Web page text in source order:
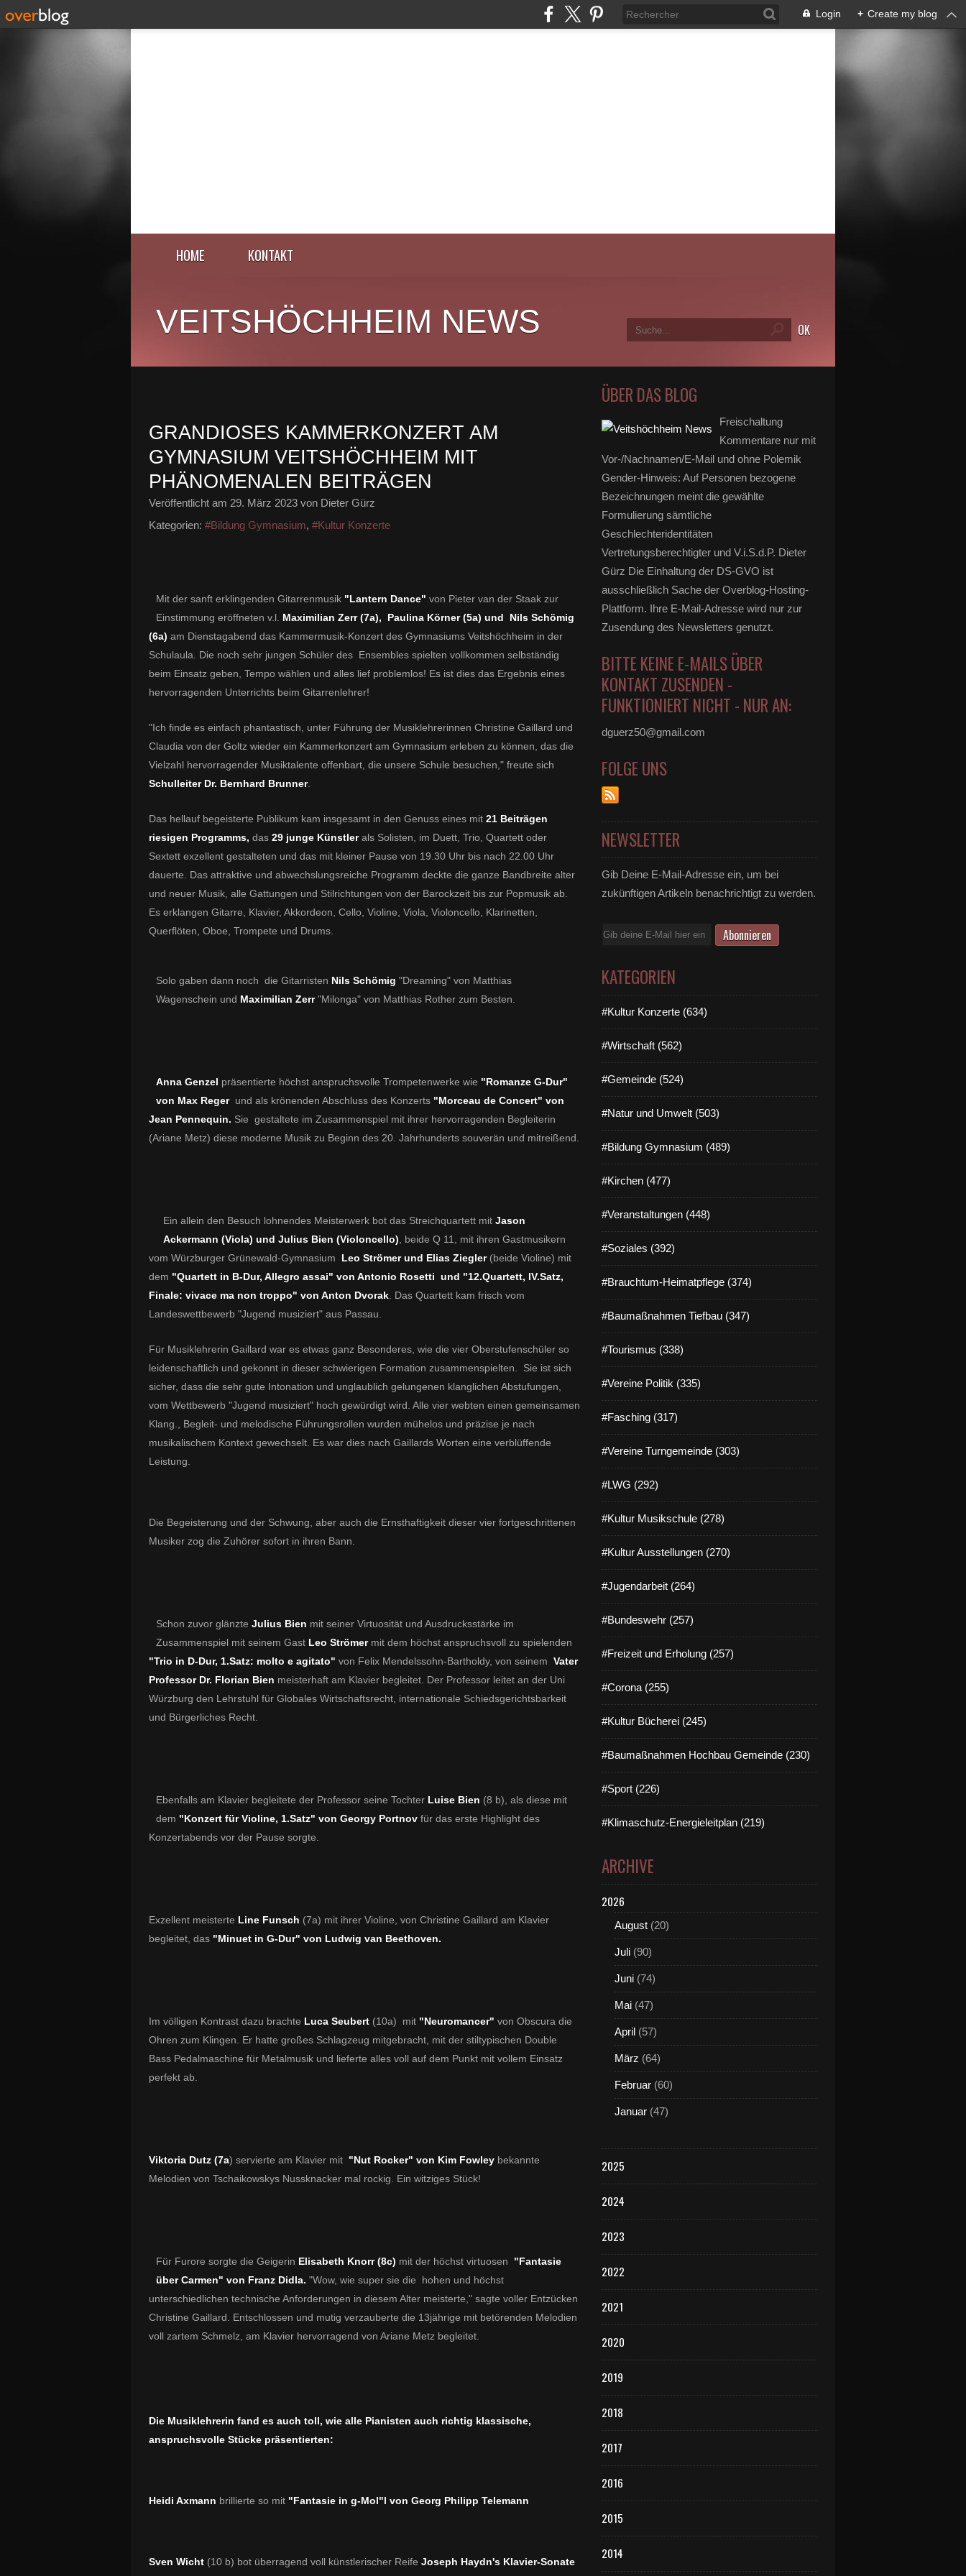
Login + Create my blog
HOME KONTAKT
VEITSHÖCHHEIM NEWS
GRANDIOSES KAMMERKONZERT AM
GYMNASIUM VEITSHÖCHHEIM MIT
PHÄNOMENALEN BEITRÄGEN
Veröffentlicht am 29. März 2023 von Dieter Gürz
Kategorien: #Bildung Gymnasium, #Kultur Konzerte
Mit der sanft erklingenden Gitarrenmusik "Lantern Dance" von Pieter van der Staak zur
Einstimmung eröffneten v.l. Maximilian Zerr (7a), Paulina Körner (5a) und Nils Schömig
(6a) am Dienstagabend das Kammermusik-Konzert des Gymnasiums Veitshöchheim in der
Schulaula. Die noch sehr jungen Schüler des Ensembles spielten vollkommen selbständig
beim Einsatz geben, Tempo wählen und alles lief problemlos! Es ist dies das Ergebnis eines
hervorragenden Unterrichts beim Gitarrenlehrer!
"Ich finde es einfach phantastisch, unter Führung der Musiklehrerinnen Christine Gaillard und
Claudia von der Goltz wieder ein Kammerkonzert am Gymnasium erleben zu können, das die
Vielzahl hervorragender Musiktalente offenbart, die unsere Schule besuchen," freute sich
Schulleiter Dr. Bernhard Brunner.
Das hellauf begeisterte Publikum kam insgesamt in den Genuss eines mit 21 Beiträgen
riesigen Programms, das 29 junge Künstlerals Solisten, im Duett, Trio, Quartett oder
Sextett exzellent gestalteten und das mit kleiner Pause von 19.30 Uhr bis nach 22.00 Uhr
dauerte. Das attraktive und abwechslungsreiche Programm deckte die ganze Bandbreite alter
und neuer Musik, alle Gattungen und Stilrichtungen von der Barockzeit bis zur Popmusik ab.
Es erklangen Gitarre, Klavier, Akkordeon, Cello, Violine, Viola, Violoncello, Klarinetten,
Querflöten, Oboe, Trompete und Drums.
Solo gaben dann noch die Gitarristen Nils Schömig "Dreaming" von Matthias
Wagenschein und Maximilian Zerr"Milonga" von Matthias Rother zum Besten.
Anna Genzel präsentierte höchst anspruchsvolle Trompetenwerke wie "Romanze G-Dur"
von Max Reger und als krönenden Abschluss des Konzerts "Morceau de Concert" von
Jean Pennequin. Sie gestaltete im Zusammenspiel mit ihrer hervorragenden Begleiterin
(Ariane Metz) diese moderne Musik zu Beginn des 20. Jahrhunderts souverän und mitreißend.
Ein allein den Besuch lohnendes Meisterwerk bot das Streichquartett mit Jason
Ackermann (Viola) und Julius Bien (Violoncello) , beide Q 11, mit ihren Gastmusikern
vom Würzburger Grünewald-Gymnasium Leo Strömer und Elias Ziegler (beide Violine) mit
dem "Quartett in B-Dur, Allegro assai" von Antonio Rosetti und "12.Quartett, IV.Satz,
Finale: vivace ma non troppo" von Anton Dvorak . Das Quartett kam frisch vom
Landeswettbewerb "Jugend musiziert" aus Passau.
Für Musiklehrerin Gaillard war es etwas ganz Besonderes, wie die vier Oberstufenschüler so
leidenschaftlich und gekonnt in dieser schwierigen Formation zusammenspielten. Sie ist sich
sicher, dass die sehr gute Intonation und unglaublich gelungenen klanglichen Abstufungen,
vom Wettbewerb "Jugend musiziert" hoch gewürdigt wird. Alle vier webten einen gemeinsamen
Klang., Begleit- und melodische Führungsrollen wurden mühelos und präzise je nach
musikalischem Kontext gewechselt. Es war dies nach Gaillards Worten eine verblüffende
Leistung.
Die Begeisterung und der Schwung, aber auch die Ernsthaftigkeit dieser vier fortgeschrittenen
Musiker zog die Zuhörer sofort in ihren Bann.
Schon zuvor glänzte Julius Bien mit seiner Virtuosität und Ausdrucksstärke im
Zusammenspiel mit seinem Gast Leo Strömer mit dem höchst anspruchsvoll zu spielenden
"Trio in D-Dur, 1.Satz: molto e agitato" von Felix Mendelssohn-Bartholdy, von seinem Vater
Professor Dr. Florian Bien meisterhaft am Klavier begleitet. Der Professor leitet an der Uni
Würzburg den Lehrstuhl für Globales Wirtschaftsrecht, internationale Schiedsgerichtsbarkeit
und Bürgerliches Recht.
Ebenfalls am Klavier begleitete der Professor seine Tochter Luise Bien (8 b), als diese mit
dem "Konzert für Violine, 1.Satz" von Georgy Portnov für das erste Highlight des
Konzertabends vor der Pause sorgte.
Exzellent meisterte Line Funsch (7a) mit ihrer Violine, von Christine Gaillard am Klavier
begleitet, das "Minuet in G-Dur" von Ludwig van Beethoven.
Im völligen Kontrast dazu brachte Luca Seubert (10a) mit "Neuromancer" von Obscura die
Ohren zum Klingen. Er hatte großes Schlagzeug mitgebracht, mit der stiltypischen Double
Bass Pedalmaschine für Metalmusik und lieferte alles voll auf dem Punkt mit vollem Einsatz
perfekt ab.
Viktoria Dutz (7a) servierte am Klavier mit "Nut Rocker" von Kim Fowley bekannte
Melodien von Tschaikowskys Nussknacker mal rockig. Ein witziges Stück!
Für Furore sorgte die Geigerin Elisabeth Knorr (8c) mit der höchst virtuosen
"Fantasie
über Carmen" von Franz Didla. "Wow, wie super sie die hohen und höchst
unterschiedlichen technische Anforderungen in diesem Alter meisterte," sagte voller Entzücken
Christine Gaillard. Entschlossen und mutig verzauberte die 13jährige mit betörenden Melodien
voll zartem Schmelz, am Klavier hervorragend von Ariane Metz begleitet.
Die Musiklehrerin fand es auch toll, wie alle Pianisten auch richtig klassische,
anspruchsvolle Stücke präsentierten:
Heidi Axmann brillierte so mit "Fantasie in g-Mol"l von Georg Philipp Telemann
Sven Wicht (10 b) bot überragend voll künstlerischer Reife Joseph Haydn's Klavier-Sonate
ÜBER DAS BLOG
Freischaltung
Kommentare nur mit
Vor-/Nachnamen/E-Mail und ohne Polemik
Gender-Hinweis: Auf Personen bezogene
Bezeichnungen meint die gewählte
Formulierung sämtliche
Geschlechteridentitäten
Vertretungsberechtigter und V.i.S.d.P. Dieter
Gürz Die Einhaltung der DS-GVO ist
ausschließlich Sache der Overblog-Hosting-
Plattform. Ihre E-Mail-Adresse wird nur zur
Zusendung des Newsletters genutzt.
BITTE KEINE E-MAILS ÜBER
KONTAKT ZUSENDEN -
FUNKTIONIERT NICHT - NUR AN:
dguerz50@gmail.com
FOLGE UNS
NEWSLETTER
Gib Deine E-Mail-Adresse ein, um bei
zukünftigen Artikeln benachrichtigt zu werden.
E-
KATEGORIEN
#Kultur Konzerte (634)
#Wirtschaft (562)
#Gemeinde (524)
#Natur und Umwelt (503)
#Bildung Gymnasium (489)
#Kirchen (477)
#Veranstaltungen (448)
#Soziales (392)
#Brauchtum-Heimatpflege (374)
#Baumaßnahmen Tiefbau (347)
#Tourismus (338)
#Vereine Politik (335)
#Fasching (317)
#Vereine Turngemeinde (303)
#LWG (292)
#Kultur Musikschule (278)
#Kultur Ausstellungen (270)
#Jugendarbeit (264)
#Bundeswehr (257)
#Freizeit und Erholung (257)
#Corona (255)
#Kultur Bücherei (245)
#Baumaßnahmen Hochbau Gemeinde (230)
#Sport (226)
#Klimaschutz-Energieleitplan (219)
ARCHIVE
2026
August (20)
Juli (90)
Juni (74)
Mai (47)
April (57)
März (64)
Februar (60)
Januar (47)
2025
2024
2023
2022
2021
2020
2019
2018
2017
2016
2015
2014